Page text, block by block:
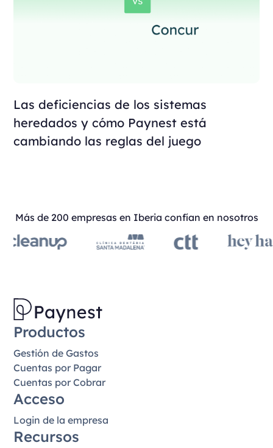
Las deficiencias de los sistemas
heredados y cómo Paynest está
cambiando las reglas del juego
Más de 200 empresas en Iberia confían en nosotros
Productos
Gestión de Gastos
Cuentas por Pagar
Cuentas por Cobrar
Acceso
Login de la empresa
Recursos